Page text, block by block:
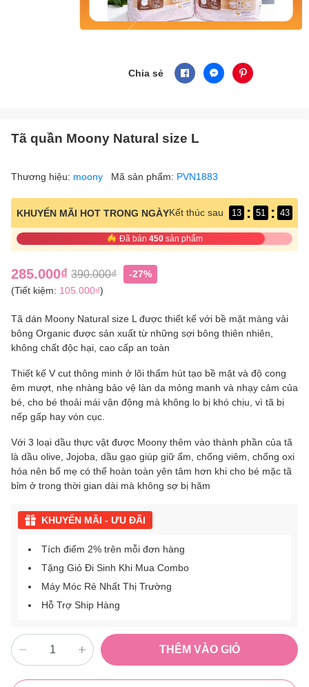
Chia sẻ
Tã quần Moony Natural size L
Thương hiệu: moony Mã sản phẩm: PVN1883
KHUYẾN MÃI HOT TRONG NGÀYKết thúc sau 13 : 51 : 43
Đã bán 450 sản phẩm
285.000₫ 390.000₫
-27%
(Tiết kiệm: 105.000₫)
Tã dán Moony Natural size L được thiết kế với bề mặt màng vải
bông Organic được sản xuất từ những sợi bông thiên nhiên,
không chất độc hại, cao cấp an toàn
Thiết kế V cut thông minh ở lõi thấm hút tạo bề mặt và độ cong
êm mượt, nhẹ nhàng bảo vệ làn da mỏng manh và nhạy cảm của
bé, cho bé thoải mái vận động mà không lo bị khó chịu, vì tã bị
nếp gấp hay vón cục.
Với 3 loại dầu thực vật được Moony thêm vào thành phần của tã
là dầu olive, Jojoba, dầu gạo giúp giữ ẩm, chống viêm, chống oxi
hóa nên bố mẹ có thể hoàn toàn yên tâm hơn khi cho bé mặc tã
bỉm ở trong thời gian dài mà không sợ bị hăm
KHUYẾN MÃI - ƯU ĐÃI
Tích điểm 2% trên mỗi đơn hàng
Tặng Giỏ Đi Sinh Khi Mua Combo
Máy Móc Rẻ Nhất Thị Trường
Hỗ Trợ Ship Hàng
THÊM VÀO GIỎ